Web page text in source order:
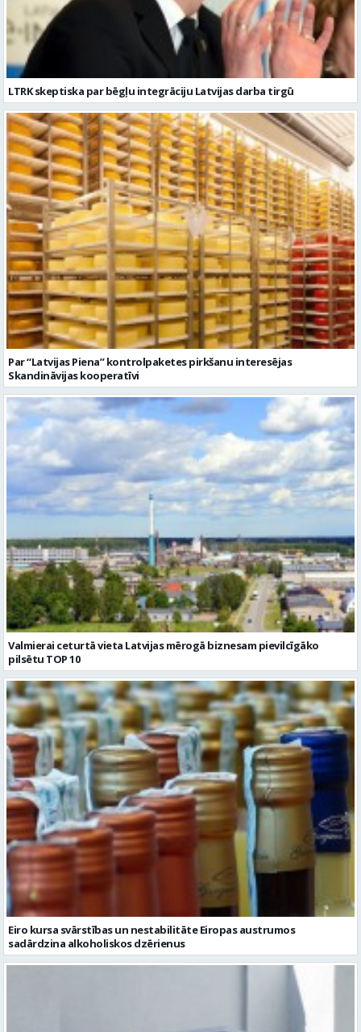
LTRK skeptiska par bēgļu integrāciju Latvijas darba tirgū
Par “Latvijas Piena” kontrolpaketes pirkšanu interesējas
Skandināvijas kooperatīvi
Valmierai ceturtā vieta Latvijas mērogā biznesam pievilcīgāko
pilsētu TOP 10
Eiro kursa svārstības un nestabilitāte Eiropas austrumos
sadārdzina alkoholiskos dzērienus